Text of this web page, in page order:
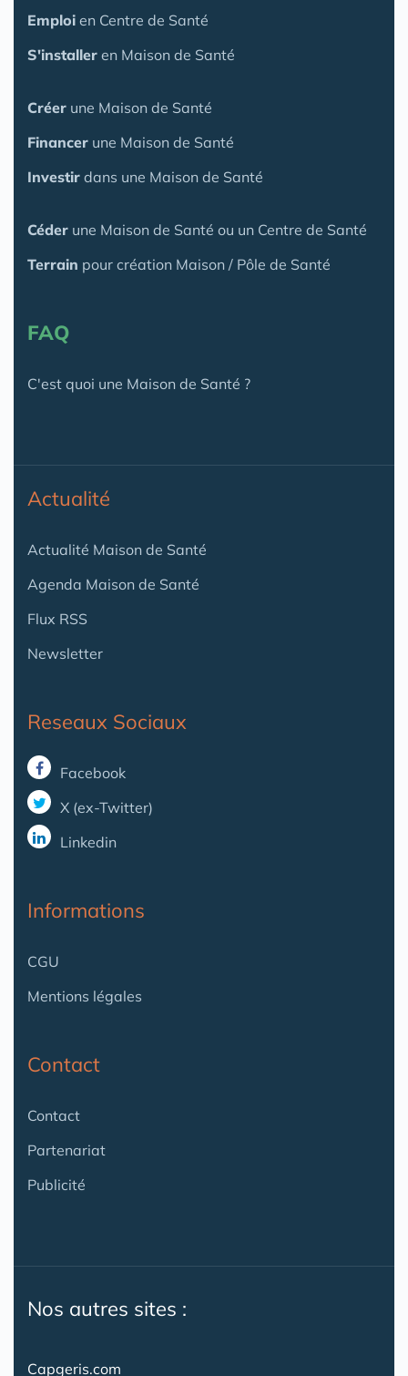
Emploi en Centre de Santé
S'installer en Maison de Santé
Créer une Maison de Santé
Financer une Maison de Santé
Investir dans une Maison de Santé
Céder une Maison de Santé ou un Centre de Santé
Terrain pour création Maison / Pôle de Santé
FAQ
C'est quoi une Maison de Santé ?
Actualité
Actualité Maison de Santé
Agenda Maison de Santé
Flux RSS
Newsletter
Reseaux Sociaux
Facebook
X (ex-Twitter)
Linkedin
Informations
CGU
Mentions légales
Contact
Contact
Partenariat
Publicité
Nos autres sites :
Capgeris.com